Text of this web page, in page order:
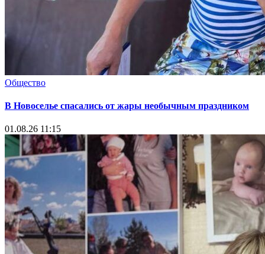
Общество
В Новоселье спасались от жары необычным праздником
01.08.26 11:15